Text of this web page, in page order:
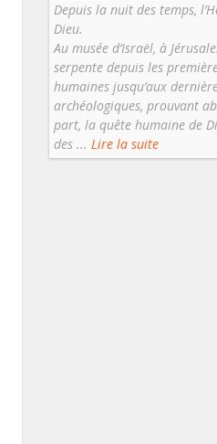
Depuis la nuit des temps,
Dieu.
Au musée d’Israël, à
serpente depuis les
humaines jusqu’aux
archéologiques, prouvant
part, la quête humaine de
des ... Lire la suite